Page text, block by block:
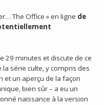
The Office » en ligne de
29 minutes et discute de ce
série culte, y compris des
un aperçu de la façon
bien sûr – a eu un
naissance à la version